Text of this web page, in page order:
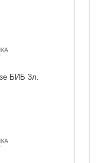
БИБ 3л.